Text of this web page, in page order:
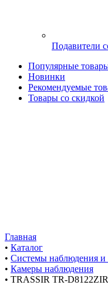
Подавители
Популярные
Новинки
Рекомендуемые
Товары со скидкой
Главная
• Каталог
• Системы наблюдения и
• Камеры наблюдения
• TRASSIR TR-